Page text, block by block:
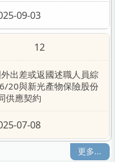
09-03
12
出差或返國述職人員綜
20與新光產物保險股份
供應契約
07-08
更多...